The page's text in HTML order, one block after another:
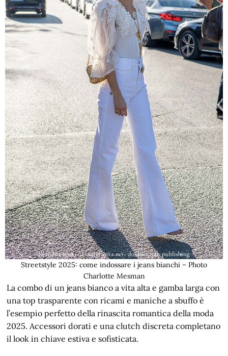
Streetstyle 2025: come indossare i jeans bianchi – Photo
Charlotte Mesman
La combo di un jeans bianco a vita alta e gamba larga con
una top trasparente con ricami e maniche a sbuffo è
l’esempio perfetto della rinascita romantica della moda
2025. Accessori dorati e una clutch discreta completano
il look in chiave estiva e sofisticata.